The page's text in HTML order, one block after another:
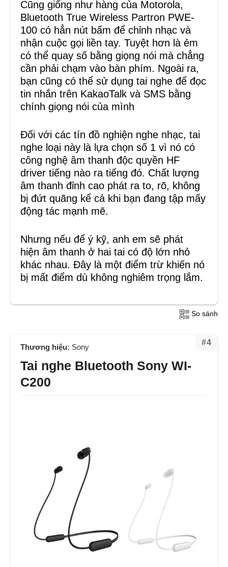
Cũng giống như hàng của Motorola,
Bluetooth True Wireless Partron PWE-
100 có hẳn nút bấm để chỉnh nhạc và
nhận cuộc gọi liền tay. Tuyệt hơn là ẻm
có thể quay số bằng giọng nói mà chẳng
cần phải chạm vào bàn phím. Ngoài ra,
bạn cũng có thể sử dụng tai nghe để đọc
tin nhắn trên KakaoTalk và SMS bằng
chính giọng nói của mình
Đối với các tín đồ nghiện nghe nhạc, tai
nghe loại này là lựa chọn số 1 vì nó có
công nghệ âm thanh độc quyền HF
driver tiếng nào ra tiếng đó. Chất lượng
âm thanh đỉnh cao phát ra to, rõ, không
bị đứt quãng kể cả khi bạn đang tập mấy
động tác mạnh mẽ.
Nhưng nếu để ý kỹ, anh em sẽ phát
hiện âm thanh ở hai tai có độ lớn nhỏ
khác nhau. Đây là một điểm trừ khiến nó
bị mất điểm dù không nghiêm trọng lắm.
So sánh
#4
Thương hiệu: Sony
Tai nghe Bluetooth Sony WI-
C200